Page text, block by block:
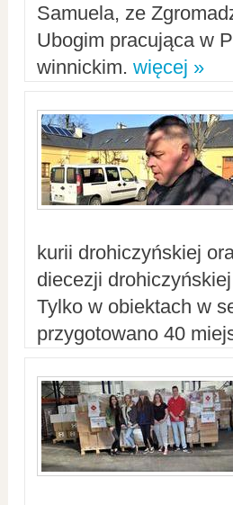
Samuela, ze
Ubogim pracująca w
winnickim. więcej »
kurii drohiczyńskiej
diecezji
Tylko w obiektach w
przygotowano 40